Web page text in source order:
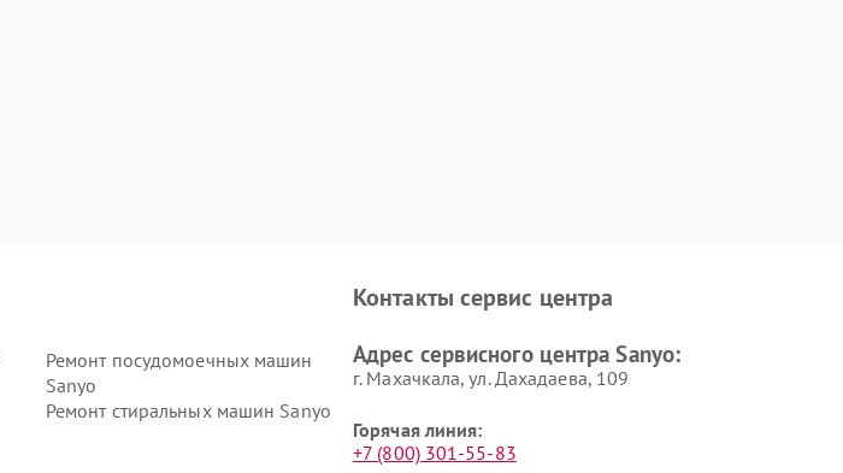
Ремонт посудомоечных машин
Sanyo
Ремонт стиральных машин Sanyo
Контакты сервис центра
Адрес сервисного центра Sanyo:
г. Махачкала, ул. Дахадаева, 109
Горячая линия:
+7 (800) 301-55-83